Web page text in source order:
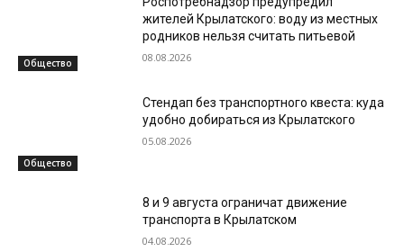
Общество
жителей Крылатского: воду из местных
родников нельзя считать питьевой
08.08.2026
Общество
Стендап без транспортного квеста: куда
удобно добираться из Крылатского
05.08.2026
8 и 9 августа ограничат движение
транспорта в Крылатском
04.08.2026